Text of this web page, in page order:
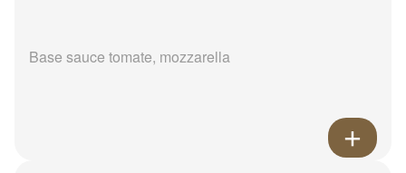
Base sauce tomate, mozzarella